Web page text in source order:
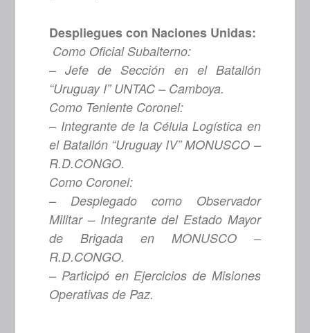
Despliegues con Naciones Unidas:
Como Oficial Subalterno:
–Jefe de Sección en el Batallón
“Uruguay I” UNTAC – Camboya.
Como Teniente Coronel:
– Integrante de la Célula Logística en
el Batallón “Uruguay IV” MONUSCO –
R.D.CONGO.
Como Coronel:
– Desplegado como Observador
Militar – Integrante del Estado Mayor
de Brigada en
MONUSCO –
R.D.CONGO.
– Participó en Ejercicios de Misiones
Operativas de Paz.